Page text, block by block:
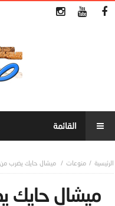
منوعات ميشال حايك يضرب من
ميشال حايك